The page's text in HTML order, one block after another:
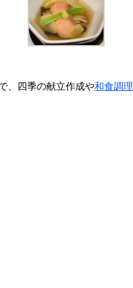
、四季の献立作成や和食調理